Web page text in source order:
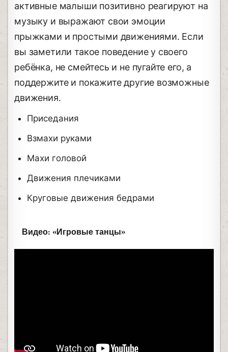
активные малыши позитивно реагируют на
музыку и выражают свои эмоции
прыжками и простыми движениями. Если
вы заметили такое поведение у своего
ребёнка, не смейтесь и не пугайте его, а
поддержите и покажите другие возможные
движения.
Приседания
Взмахи руками
Махи головой
Движения плечиками
Круговые движения бедрами
Видео: «Игровые танцы»